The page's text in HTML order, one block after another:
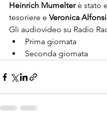
Heinrich Mumelter è stato
tesoriere e Veronica Alfonsi
Gli audiovideo su Radio
Prima giornata
Seconda giornata